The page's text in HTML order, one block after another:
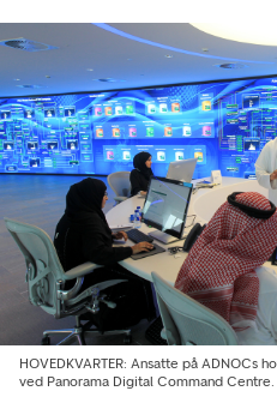
HOVEDKVARTER: Ansatte på ADNOCs
ved Panorama Digital Command Centre.